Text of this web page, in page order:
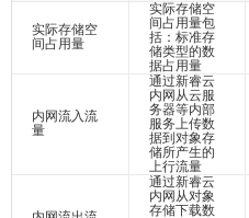
实际存储空
间占用量
实际存储空
间占用量包
括：标准存
储类型的数
据占用量
内网流入流
量
通过新睿云
内网从云服
务器等内部
服务上传数
据到对象存
储所产生的
上行流量
通过新睿云
内网从对象
存储下载数